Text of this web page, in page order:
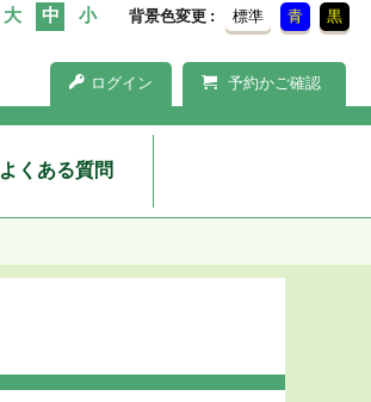
背景色変更 標準 青 黒
ログイン 予約かご確認
よくある質問